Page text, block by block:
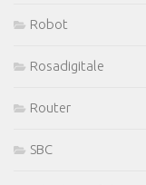
Robot
Rosadigitale
Router
SBC